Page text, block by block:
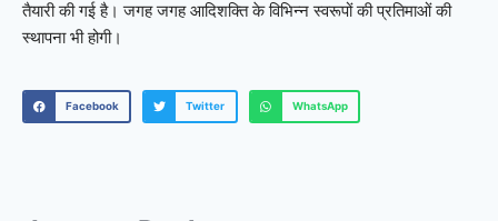
तैयारी की गई है। जगह जगह आदिशक्ति के विभिन्न स्वरूपों की प्रतिमाओं की
स्थापना भी होगी।
Facebook Twitter WhatsApp